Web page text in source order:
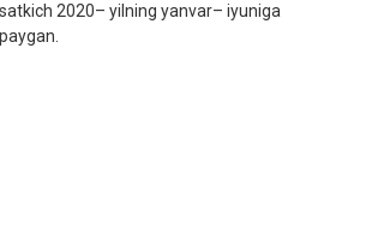
2020– yilning yanvar– iyuniga